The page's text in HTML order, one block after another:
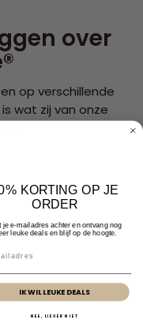
over
op verschillende
wat zij van onze
KORTING OP JE
ORDER
je e-mailadres achter en ontvang nog
leuke deals en blijf op de hoogte.
IK WIL LEUKE DEALS
NEE, LIEVER NIET